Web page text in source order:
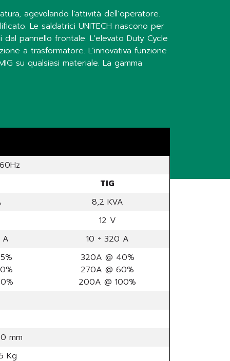
agevolando l’attività dell’operatore.
Le saldatrici UNITECH nascono per
pannello frontale. L’elevato Duty Cycle
a trasformatore. L’innovativa funzione
su qualsiasi materiale. La gamma
TIG
8,2 KVA
12 V
10 ÷ 320 A
320A @ 40%
270A @ 60%
200A @ 100%
mm
Kg